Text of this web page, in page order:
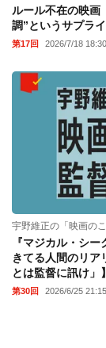
ルール不在の映画
調”というサプラ
第17回 2026/7/18 18:30
宇野維正の「映画の
『マジカル・シ
きてる人間のリア
とは監督に訊け」】
第30回 2026/6/25 21:15